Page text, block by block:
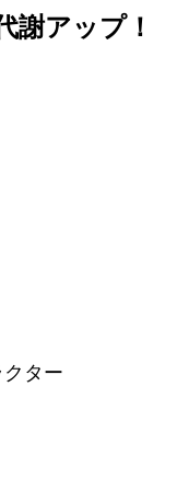
謝アップ！
ター